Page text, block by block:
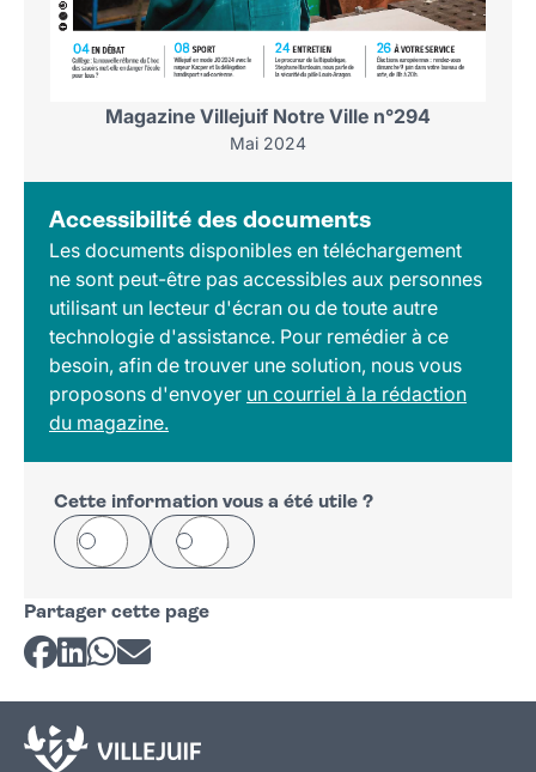
Magazine Villejuif Notre Ville n°294
Mai 2024
Accessibilité des documents
Les documents disponibles en téléchargement
ne sont peut-être pas accessibles aux personnes
utilisant un lecteur d'écran ou de toute autre
technologie d'assistance. Pour remédier à ce
besoin, afin de trouver une solution, nous vous
proposons d'envoyer un courriel à la rédaction
du magazine.
Cette information vous a été utile ?
Oui Non
Partager cette page
Partager sur Facebook
Partager sur LinkedIn
Partager sur Whatsapp
Partager par courriel